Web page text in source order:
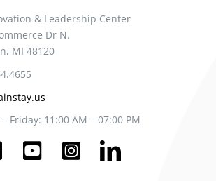
& Leadership Center
Dr N.
MI 48120
Friday: 11:00 AM – 07:00 PM